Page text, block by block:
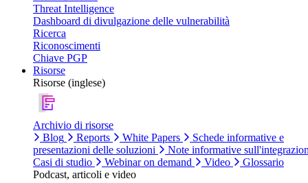
Threat Intelligence
Dashboard di divulgazione delle vulnerabilità
Ricerca
Riconoscimenti
Chiave PGP
Risorse
Risorse (inglese)
Archivio di risorse
Blog
Reports White Papers
Schede informative e
presentazioni delle soluzioni
Note informative
Casi di studio
Webinar on demand Video
Glossario
Podcast, articoli e video